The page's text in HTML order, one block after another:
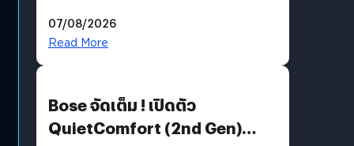
มีภาษาไทยด้วย
07/08/2026
Read More
Bose จัดเต็ม ! เปิดตัว
QuietComfort (2nd Gen)